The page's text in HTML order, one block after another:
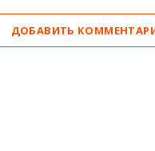
ДОБАВИТЬ